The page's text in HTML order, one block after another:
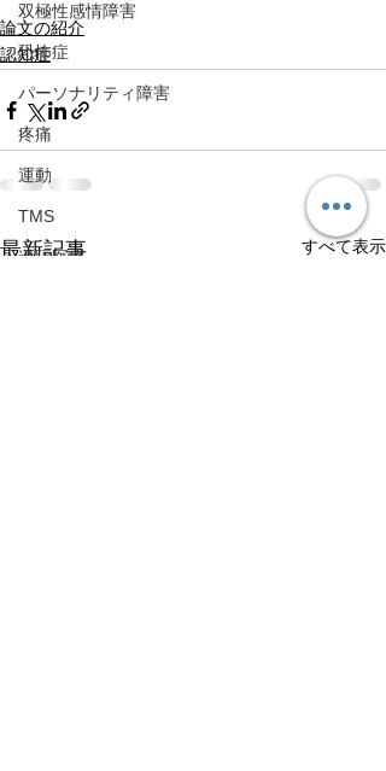
双極性感情障害
恐怖症
パーソナリティ障害
疼痛
運動
TMS
遠隔医療
論文の紹介
認知症
最新記事 すべて表示